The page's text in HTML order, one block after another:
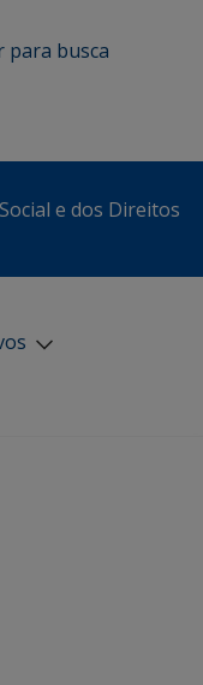
para busca
e dos Direitos